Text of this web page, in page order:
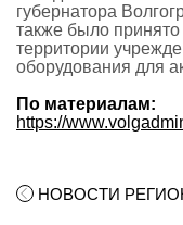
губернатора
также было
территории
оборудования для
По материалам:
https://
НОВОСТИ